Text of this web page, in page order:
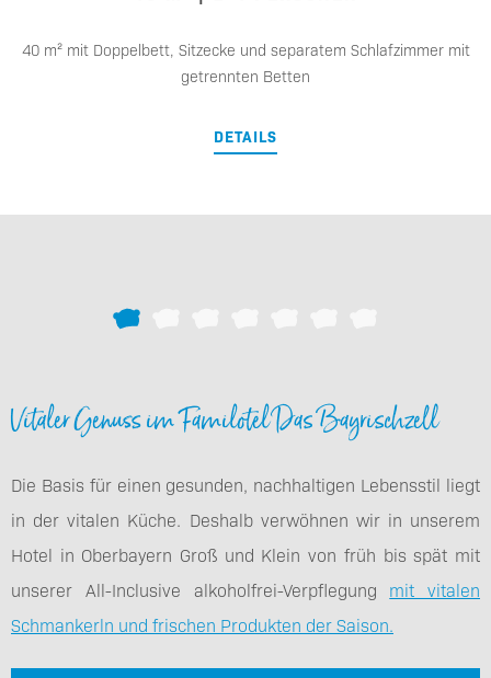
40 m² mit Doppelbett, Sitzecke und separatem Schlafzimmer mit
getrennten Betten
DETAILS
Vitaler Genuss im Familotel Das Bayrischzell
Die Basis für einen gesunden, nachhaltigen Lebensstil liegt
in der vitalen Küche. Deshalb verwöhnen wir in unserem
Hotel in Oberbayern Groß und Klein von früh bis spät mit
unserer All-Inclusive alkoholfrei-Verpflegung mit vitalen
Schmankerln und frischen Produkten der Saison.